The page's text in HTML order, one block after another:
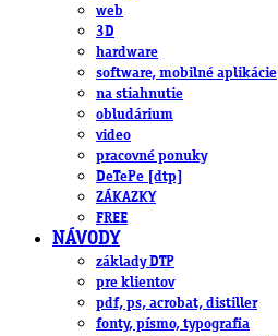
web
3D
hardware
software, mobilné aplikácie
na stiahnutie
obludárium
video
pracovné ponuky
DeTePe [dtp]
ZÁKAZKY
FREE
NÁVODY
základy DTP
pre klientov
pdf, ps, acrobat, distiller
fonty, písmo, typografia